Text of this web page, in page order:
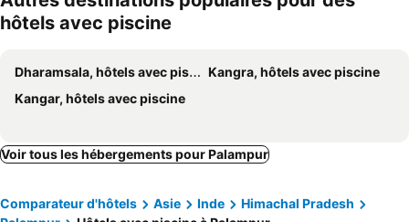
Hotel The Woodz
Gostops Bir (stops Hostel Bir) Sterling Dharamshala
Highland Village Resort
White Ridge Hotel
hôtels avec piscine
Dharamsala, hôtels avec piscine
Kangra, hôtels avec piscine
Kangar, hôtels avec piscine
Voir tous les hébergements pour Palampur
Comparateur d'hôtels Asie Inde
Himachal Pradesh